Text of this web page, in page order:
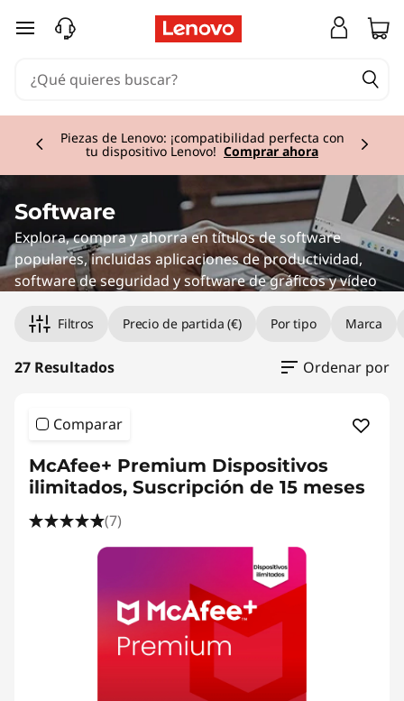
G
h
c
s
D
Ir al contenido principal
Piezas de Lenovo: ¡compatibilidad perfecta con
tu dispositivo Lenovo! Comprar ahora
Software
Explora, compra y ahorra en títulos de software
populares, incluidas aplicaciones de productividad,
software de seguridad y software de gráficos y vídeo
Filtros Precio de partida (€) Por tipo Marca
27 Resultados Ordenar por
Comparar
McAfee+ Premium Dispositivos
ilimitados, Suscripción de 15 meses
(7)